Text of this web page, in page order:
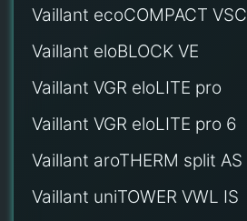
Vaillant ecoCOMPACT VSC
Vaillant eloBLOCK VE
Vaillant VGR eloLITE pro
Vaillant VGR eloLITE pro 6
Vaillant aroTHERM split AS
Vaillant uniTOWER VWL IS